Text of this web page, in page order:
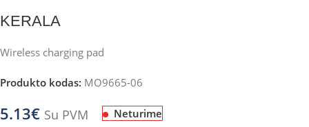
KERALA
Wireless charging pad
Produkto kodas: MO9665-06
5.13€ Su PVM Neturime